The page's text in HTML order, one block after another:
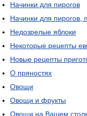
Начинки для пирогов
Начинки для пирогов,
Недозрелые яблоки
Некоторые рецепты
Новые рецепты
О пряностях
Овощи
Овощи и фрукты
Овощи на Вашем